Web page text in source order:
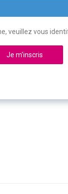
veuillez vous
Je m'inscris